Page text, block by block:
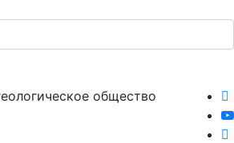
общество